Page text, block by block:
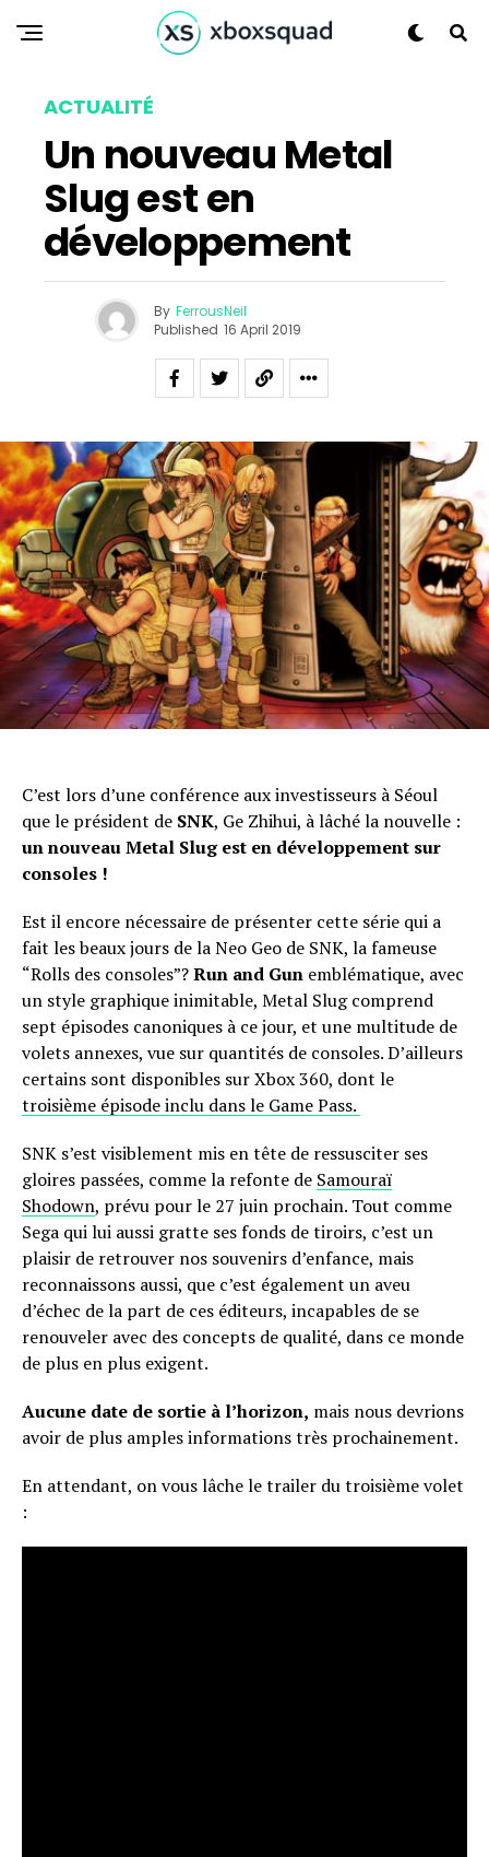
ACTUALITÉ
Un nouveau Metal
Slug est en
développement
By FerrousNeil
Published 16 April 2019
C’est lors d’une conférence aux investisseurs à Séoul
que le président de SNK, Ge Zhihui, à lâché la nouvelle :
unnouveau Metal Slug est en développement sur
consoles !
Est il encore nécessaire de présenter cette série qui a
fait les beaux jours de la Neo Geo de SNK, la fameuse
“Rolls des consoles”?Run and Gun emblématique, avec
un style graphique inimitable, Metal Slug comprend
sept épisodes canoniques à ce jour, et une multitude de
volets annexes, vue sur quantités de consoles. D’ailleurs
certains sont disponibles sur Xbox 360, dont le
troisième épisode inclu dans le Game Pass.
SNK s’est visiblement mis en tête de ressusciter ses
gloires passées, comme la refonte de Samouraï
Shodown, prévu pour le 27 juin prochain. Tout comme
Sega qui lui aussi gratte ses fonds de tiroirs, c’est un
plaisir de retrouver nos souvenirs d’enfance, mais
reconnaissons aussi, que c’est également un aveu
d’échec de la part de ces éditeurs, incapables de se
renouveler avec des concepts de qualité, dans ce monde
de plus en plus exigent.
Aucune date de sortie à l’horizon, mais nous devrions
avoir de plus amples informations très prochainement.
En attendant, on vous lâche le trailer du troisième volet
:
Flipboard
Reddit
Pinterest
Email